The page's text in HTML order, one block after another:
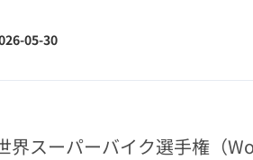
05-30
界スーパーバイク選手権（